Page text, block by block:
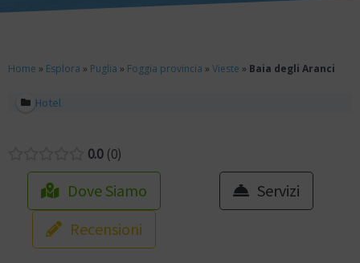
Home » Esplora » Puglia » Foggia provincia » Vieste » Baia degli Aranci
Hotel
0.0 0
Dove Siamo
Servizi
Recensioni